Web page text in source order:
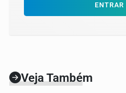
ENTRAR
Veja Também